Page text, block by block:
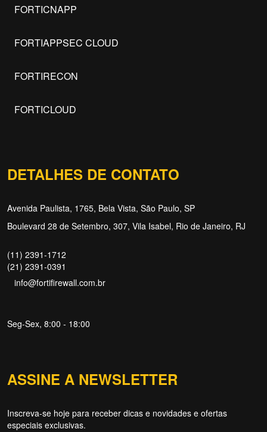
FORTICNAPP
FORTIAPPSEC CLOUD
FORTIRECON
FORTICLOUD
DETALHES DE CONTATO
Avenida Paulista, 1765, Bela Vista, São Paulo, SP
Boulevard 28 de Setembro, 307, Vila Isabel, Rio de Janeiro, RJ
(11) 2391-1712
(21) 2391-0391
info@fortifirewall.com.br
Seg-Sex, 8:00 - 18:00
ASSINE A NEWSLETTER
Inscreva-se hoje para receber dicas e novidades e ofertas
especiais exclusivas.
Forti Firewall